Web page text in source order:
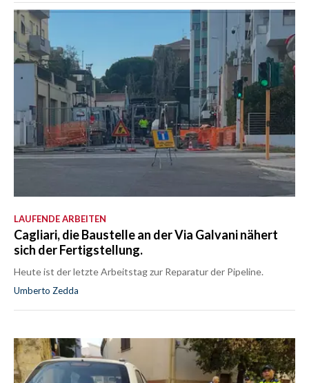
LAUFENDE ARBEITEN
Cagliari, die Baustelle an der Via Galvani nähert
sich der Fertigstellung.
Heute ist der letzte Arbeitstag zur Reparatur der Pipeline.
Umberto Zedda